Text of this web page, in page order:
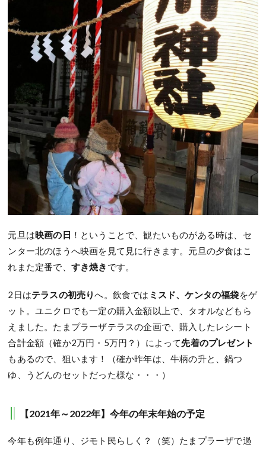
元旦は映画の日 ！ということで、観たいものがある時は、セ
ンター北のほうへ映画を見て見に行きます。元旦の夕食はこ
れまた定番で、 すき焼き です。
2日はテラスの初売りへ。飲食では ミスド、ケンタの福袋をゲ
ット。ユニクロでも一定の購入金額以上で、タオルなどもら
えました。たまプラーザテラスの企画で、購入したレシート
合計金額（確か2万円・5万円？）によって先着のプレゼント
もあるので、狙います！（確か昨年は、牛柄の升と、鍋つ
ゆ、うどんのセットだった様な・・・）
【2021年～2022年】今年の年末年始の予定
今年も例年通り、ジモト民らしく？（笑）たまプラーザで過